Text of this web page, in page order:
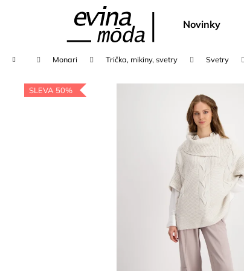
Novinky
Domů Monari Trička, mikiny, svetry Svetry
SLEVA 50%